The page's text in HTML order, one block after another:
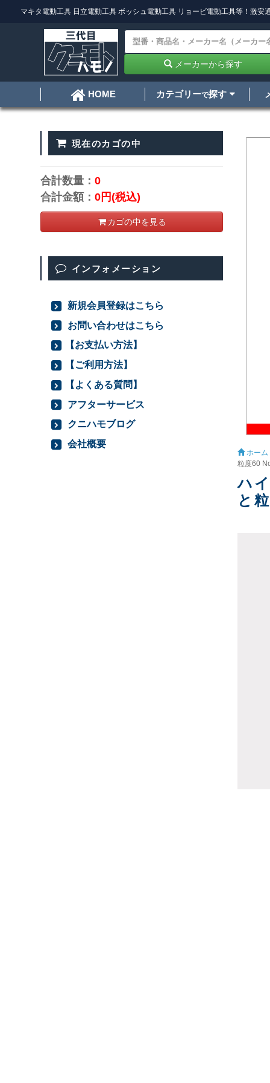
マキタ電動工具 日立電動工具 ボッシュ電動工具 リョービ電動工具等！激安
メーカーから探す
HOME カテゴリーで探す
ホーム
粒度60
ハ
と
現在のカゴの中
合計数量：0
合計金額：0円(税込)
カゴの中を見る
インフォメーション
新規会員登録はこちら
お問い合わせはこちら
【お支払い方法】
【ご利用方法】
【よくある質問】
アフターサービス
クニハモブログ
会社概要